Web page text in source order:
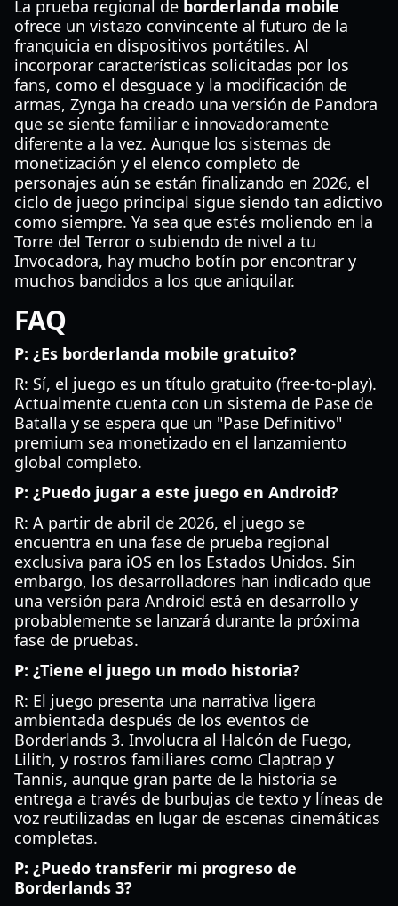
La prueba regional de borderlanda mobile
ofrece un vistazo convincente al futuro de la
franquicia en dispositivos portátiles. Al
incorporar características solicitadas por los
fans, como el desguace y la modificación de
armas, Zynga ha creado una versión de Pandora
que se siente familiar e innovadoramente
diferente a la vez. Aunque los sistemas de
monetización y el elenco completo de
personajes aún se están finalizando en 2026, el
ciclo de juego principal sigue siendo tan adictivo
como siempre. Ya sea que estés moliendo en la
Torre del Terror o subiendo de nivel a tu
Invocadora, hay mucho botín por encontrar y
muchos bandidos a los que aniquilar.
FAQ
P: ¿Es borderlanda mobile gratuito?
R: Sí, el juego es un título gratuito (free-to-play).
Actualmente cuenta con un sistema de Pase de
Batalla y se espera que un "Pase Definitivo"
premium sea monetizado en el lanzamiento
global completo.
P: ¿Puedo jugar a este juego en Android?
R: A partir de abril de 2026, el juego se
encuentra en una fase de prueba regional
exclusiva para iOS en los Estados Unidos. Sin
embargo, los desarrolladores han indicado que
una versión para Android está en desarrollo y
probablemente se lanzará durante la próxima
fase de pruebas.
P: ¿Tiene el juego un modo historia?
R: El juego presenta una narrativa ligera
ambientada después de los eventos de
Borderlands 3. Involucra al Halcón de Fuego,
Lilith, y rostros familiares como Claptrap y
Tannis, aunque gran parte de la historia se
entrega a través de burbujas de texto y líneas de
voz reutilizadas en lugar de escenas cinemáticas
completas.
P: ¿Puedo transferir mi progreso de
Borderlands 3?